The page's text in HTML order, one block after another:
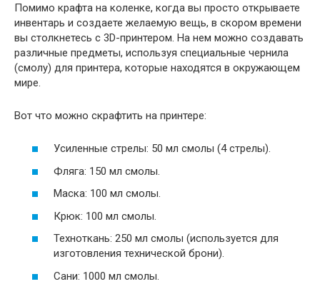
Помимо крафта на коленке, когда вы просто открываете
инвентарь и создаете желаемую вещь, в скором времени
вы столкнетесь с 3D-принтером. На нем можно создавать
различные предметы, используя специальные чернила
(смолу) для принтера, которые находятся в окружающем
мире.
Вот что можно скрафтить на принтере:
Усиленные стрелы: 50 мл смолы (4 стрелы).
Фляга: 150 мл смолы.
Маска: 100 мл смолы.
Крюк: 100 мл смолы.
Техноткань: 250 мл смолы (используется для
изготовления технической брони).
Сани: 1000 мл смолы.